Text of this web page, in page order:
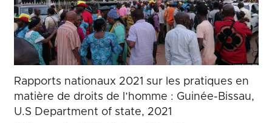
Rapports nationaux 2021 sur les pratiques en
matière de droits de l’homme : Guinée-Bissau,
U.S Department of state, 2021